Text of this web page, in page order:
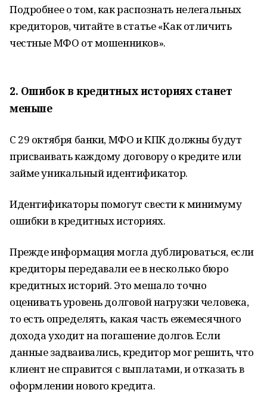
Подробнее о том, как распознать нелегальных
кредиторов, читайте в статье «Как отличить
честные МФО от мошенников».
2. Ошибок в кредитных историях станет
меньше
С 29 октября банки, МФО и КПК должны будут
присваивать каждому договору о кредите или
займе уникальный идентификатор.
Идентификаторы помогут свести к минимуму
ошибки в кредитных историях.
Прежде информация могла дублироваться, если
кредиторы передавали ее в несколько бюро
кредитных историй. Это мешало точно
оценивать уровень долговой нагрузки человека,
то есть определять, какая часть ежемесячного
дохода уходит на погашение долгов. Если
данные задваивались, кредитор мог решить, что
клиент не справится с выплатами, и отказать в
оформлении нового кредита.